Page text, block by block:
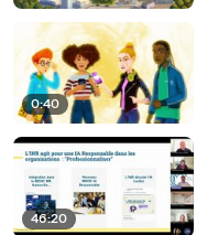
0:40
46:20